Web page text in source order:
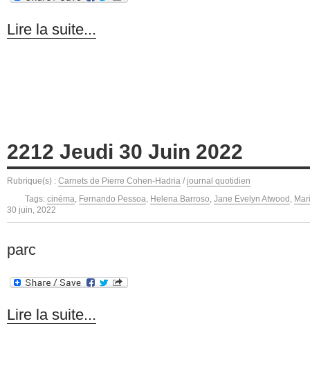
Lire la suite...
2212 Jeudi 30 Juin 2022
Rubrique(s) : Carnets de Pierre Cohen-Hadria / journal quotidien
Tags: cinéma Fernando Pessoa Helena Barroso Jane Evelyn Atwood
30 juin, 2022
parc
Lire la suite...